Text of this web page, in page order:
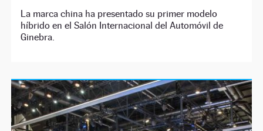
La marca china ha presentado su primer modelo
híbrido en el Salón Internacional del Automóvil de
Ginebra.